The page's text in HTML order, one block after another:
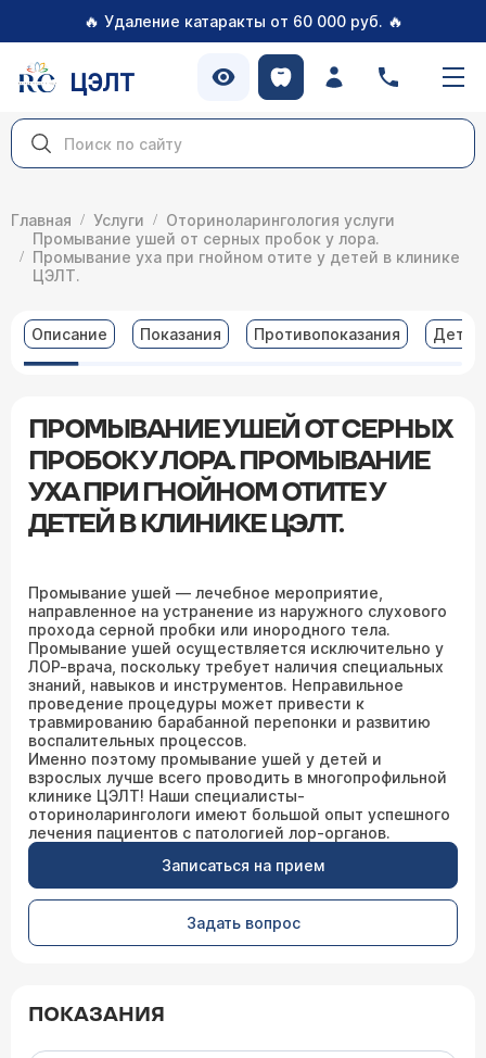
🔥 Удаление катаракты от 60 000 руб. 🔥
ЦЭЛТ
Главная Услуги
Оториноларингология услуги
Промывание ушей от серных пробок у лора.
Промывание уха при гнойном отите у детей в клинике
ЦЭЛТ.
Описание Показания Противопоказания
ПРОМЫВАНИЕ УШЕЙ ОТ СЕРНЫХ
ПРОБОК У ЛОРА. ПРОМЫВАНИЕ
УХА ПРИ ГНОЙНОМ ОТИТЕ У
ДЕТЕЙ В КЛИНИКЕ ЦЭЛТ.
Промывание ушей — лечебное мероприятие,
направленное на устранение из наружного слухового
прохода серной пробки или инородного тела.
Промывание ушей осуществляется исключительно у
ЛОР-врача , поскольку требует наличия специальных
знаний, навыков и инструментов. Неправильное
проведение процедуры может привести к
травмированию барабанной перепонки и развитию
воспалительных процессов.
Именно поэтому промывание ушей у детей и
взрослых лучше всего проводить в многопрофильной
клинике ЦЭЛТ! Наши специалисты-
оториноларингологи имеют большой опыт успешного
лечения пациентов с патологией лор-органов.
Записаться на прием
Задать вопрос
ПОКАЗАНИЯ